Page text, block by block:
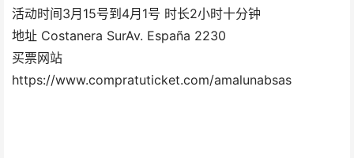
活动时间3月15号到4月1号 时长2小时十分钟
地址 Costanera SurAv. España 2230
买票网站
https://www.compratuticket.com/amalunabsas